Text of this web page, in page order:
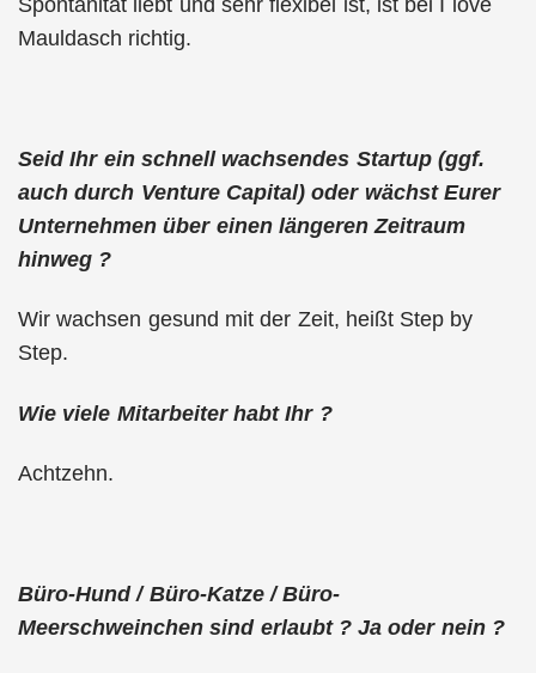
Mauldasch richtig.
Seid Ihr ein schnell wachsendes Startup (ggf.
auch durch Venture Capital) oder wächst Eurer
Unternehmen über einen längeren Zeitraum
hinweg ?
Wir wachsen gesund mit der Zeit, heißt Step by
Step.
Wie viele Mitarbeiter habt Ihr ?
Achtzehn.
Büro-Hund / Büro-Katze / Büro-
Meerschweinchen sind erlaubt ? Ja oder nein ?